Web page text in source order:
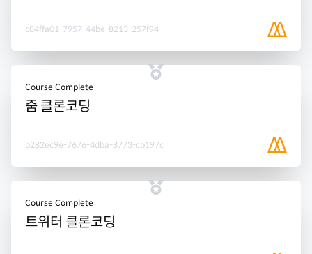
c84ffa01-7957-44be-8213-257f94
Course Complete
줌 클론코딩
b282ec9e-7676-4dba-8773-cb197c
Course Complete
트위터 클론코딩